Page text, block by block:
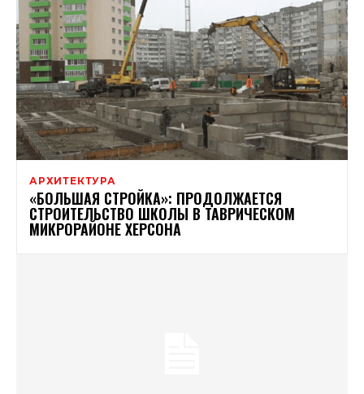
АРХИТЕКТУРА
«БОЛЬШАЯ СТРОЙКА»: ПРОДОЛЖАЕТСЯ
СТРОИТЕЛЬСТВО ШКОЛЫ В ТАВРИЧЕСКОМ
МИКРОРАЙОНЕ ХЕРСОНА